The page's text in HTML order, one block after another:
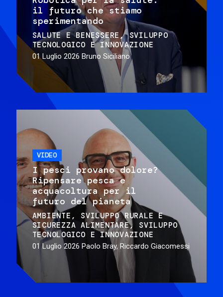
il futuro che stiamo
sperimentando
SALUTE E BENESSERE
SVILUPPO
TECNOLOGICO E INNOVAZIONE
01 Luglio 2026 Bruno Siciliano
VIDEO
I pesci provano dolore?
Ripensare pesca e
acquacoltura per il
futuro del pianeta
AMBIENTE
SVILUPPO RURALE E
SICUREZZA ALIMENTARE
SVILUPPO
TECNOLOGICO E INNOVAZIONE
01 Luglio 2026 Paolo Bray, Riccardo Giacomessi